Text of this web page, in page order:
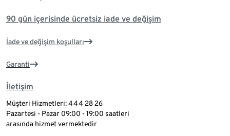
90 gün içerisinde ücretsiz iade ve değişim
İade ve değişim koşulları
Garanti
İletişim
Müşteri Hizmetleri: 444 28 26
Pazartesi - Pazar 09:00 - 19:00 saatleri
arasında hizmet vermektedir